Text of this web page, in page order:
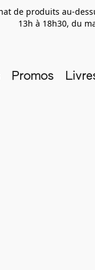
de produits au-
13h à 18h30, du
Promos